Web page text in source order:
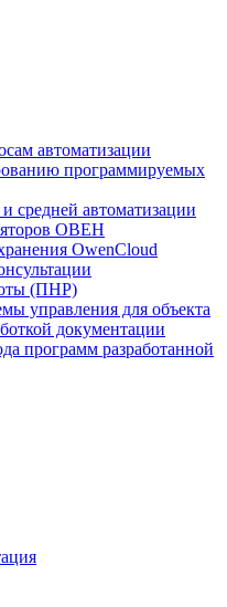
автоматизации
программируемых
средней автоматизации
ОВЕН
OwenCloud
(ПНР)
управления для объекта
документации
программ разработанной